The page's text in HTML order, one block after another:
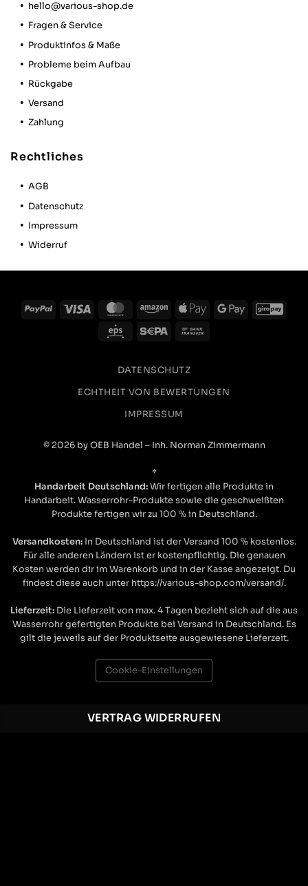
hello@various-shop.de
Fragen & Service
Produktinfos & Maße
Probleme beim Aufbau
Rückgabe
Versand
Zahlung
Rechtliches
AGB
Datenschutz
Impressum
Widerruf
PayPal Visa MasterCardAmazon Apple
Google
Eps
Sepa
DATENSCHUTZ
ECHTHEIT VON BEWERTUNGEN
IMPRESSUM
© 2026 by OEB Handel – Inh. Norman Zimmermann
*
Handarbeit Deutschland:Wir fertigen alle Produkte in
Handarbeit. Wasserrohr-Produkte sowie die geschweißten
Produkte fertigen wir zu 100 % in Deutschland.
Versandkosten:In Deutschland ist der Versand 100 % kostenlos.
Für alle anderen Ländern ist er kostenpflichtig. Die genauen
Kosten werden dir im Warenkorb und in der Kasse angezeigt. Du
findest diese auch unter https://various-shop.com/versand/.
Lieferzeit: Die Lieferzeit von max. 4 Tagen bezieht sich auf die aus
Wasserrohr gefertigten Produkte bei Versand in Deutschland. Es
gilt die jeweils auf der Produktseite ausgewiesene Lieferzeit.
Cookie-Einstellungen
VERTRAG WIDERRUFEN